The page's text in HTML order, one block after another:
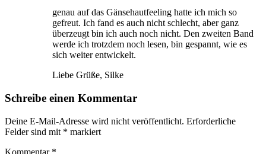
genau auf das Gänsehautfeeling hatte ich mich so
gefreut. Ich fand es auch nicht schlecht, aber ganz
überzeugt bin ich auch noch nicht. Den zweiten Band
werde ich trotzdem noch lesen, bin gespannt, wie es
sich weiter entwickelt.
Liebe Grüße, Silke
Schreibe einen Kommentar
Deine E-Mail-Adresse wird nicht veröffentlicht. Erforderliche
Felder sind mit * markiert
Kommentar *